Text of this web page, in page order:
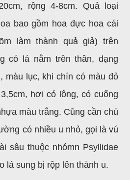
rộng 4-8cm. Quả loại
bao gồm hoa đực hoa cái
làm thành quả giả) trên
có lá nằm trên thân, dạng
màu lục, khi chín có màu đỏ
hơi có lông, có cuống
màu trắng. Cũng cần chú
có nhiều u nhỏ, gọi là vú
sâu thuộc nhómn Psyllidae
lá sung bị rộp lên thành u.